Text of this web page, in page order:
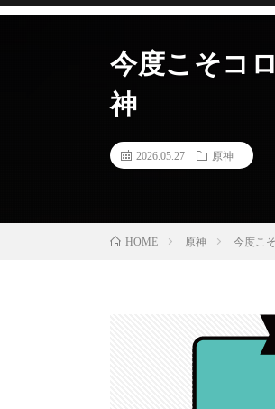
今度こそコ
神
2026.05.27 原神
HOME 原神 今度こ